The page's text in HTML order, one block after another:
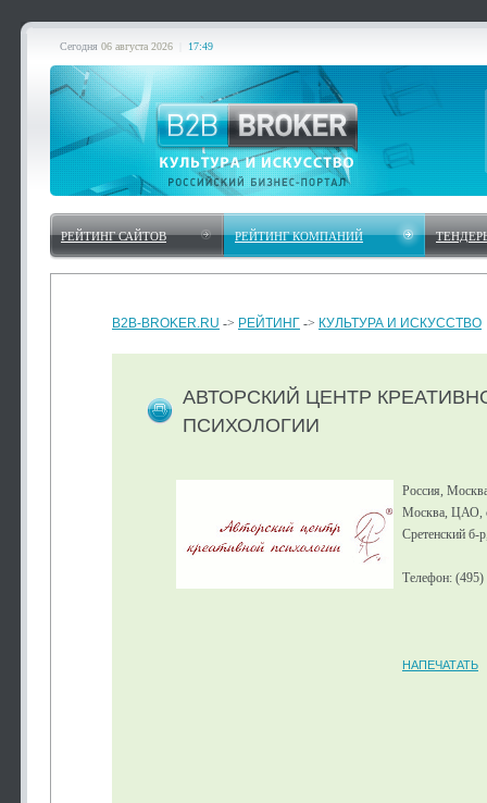
Сегодня 06 августа 2026 17:49
РЕЙТИНГ САЙТОВ РЕЙТИНГ КОМПАНИЙ
B2B-BROKER.RU -> РЕЙТИНГ -> КУЛЬТУРА И ИСКУССТВО
АВТОРСКИЙ ЦЕНТР
ПСИХОЛОГИИ
Россия,
Москва, ЦАО,
Сретенский б-
Телефон: (495)
НАПЕЧАТАТЬ